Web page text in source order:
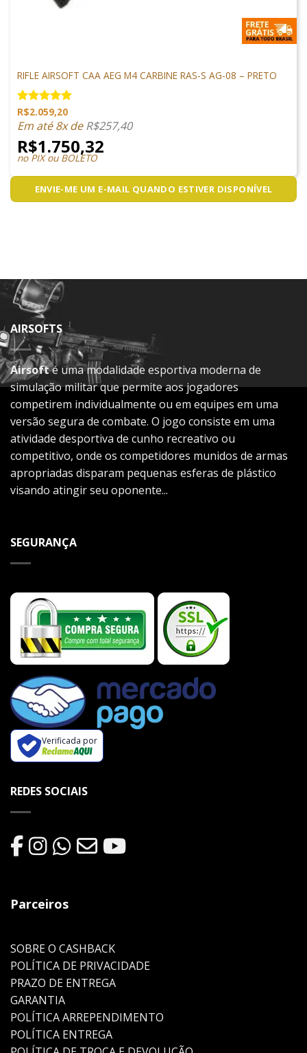
RIFLE AIRSOFT CAA AEG M4 CARBINE RAS-S AG-08 – PRETO
Avaliação
5.00 de 5
R$2.059,20
Em até 8x deR$257,40
R$1.750,32
no PIX ou BOLETO
ENVIE-ME UM E-MAIL QUANDO ESTIVER DISPONÍVEL
AIRSOFTS
Airsofté uma modalidade esportiva moderna de
simulação militar que permite aos jogadores
competirem individualmente ou em equipes em uma
versão segura de combate. O jogo consiste em uma
atividade desportiva de cunho recreativo ou
competitivo, onde os competidores munidos de armas
apropriadas disparam pequenas esferas de plástico
visando atingir seu oponente...
SEGURANÇA
Verificada por
REDES SOCIAIS
Parceiros
SOBRE O CASHBACK
POLÍTICA DE PRIVACIDADE
PRAZO DE ENTREGA
GARANTIA
POLÍTICA ARREPENDIMENTO
POLÍTICA ENTREGA